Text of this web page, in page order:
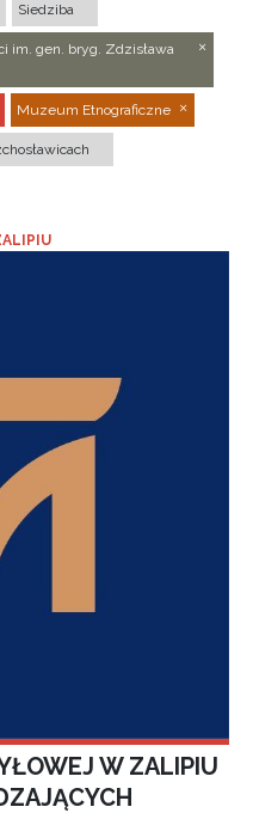
Siedziba
im. gen. bryg. Zdzisława
Muzeum Etnograficzne
W ZALIPIU